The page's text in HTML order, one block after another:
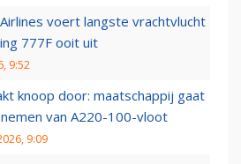
voert langste vrachtvlucht
777F ooit uit
9:52
knoop door: maatschappij gaat
van A220-100-vloot
9:09